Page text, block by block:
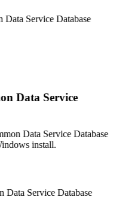
Data Service Database
Data Service
Data Service Database
install.
Data Service Database